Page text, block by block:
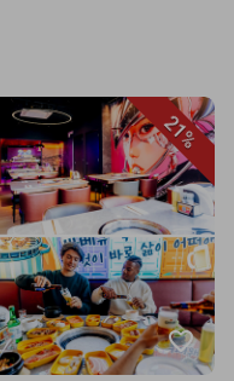
21%
favorite_border